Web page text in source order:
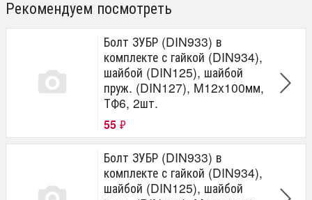
Рекомендуем посмотреть
Болт ЗУБР (DIN933) в
комплекте с гайкой (DIN934),
шайбой (DIN125), шайбой
пруж. (DIN127), M12x100мм,
ТФ6, 2шт.
55 ₽
Болт ЗУБР (DIN933) в
комплекте с гайкой (DIN934),
шайбой (DIN125), шайбой